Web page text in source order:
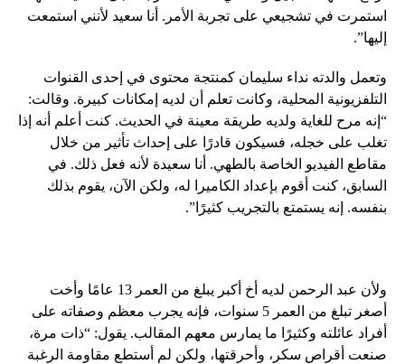
استمرت في تشجيعي على تجربة الأمر. أنا سعيد لأنني استمعت
إليها”.
وتعمل والدته نداء سليمان كمنتجة محتوى في إحدى القنوات
التلفزيونية المحلية، وكانت تعلم أن لديه إمكانات كبيرة. وقالت:
“إنه مرح للغاية ولديه طريقة معينة في الحديث. كنت أعلم أنه إذا
تغلب على خجله، فسيكون قادرًا على إحداث تأثير من خلال
مقاطع الفيديو الخاصة بالطهي. أنا سعيدة لأنه فعل ذلك. في
السابق، كنت أقوم بإعداد الكاميرا له، ولكن الآن، يقوم بذلك
بنفسه. إنه يستمتع بالتجريب كثيرًا”.
ولأن عبد الرحمن لديه أخ أكبر يبلغ من العمر 13 عامًا وأخت
أصغر تبلغ من العمر 5 سنوات، فإنه يجرب معظم وصفاته على
أفراد عائلته وكثيرًا ما يمارس معهم المقالب. يقول: “ذات مرة،
صنعت أقراص سكر، وأحرقتها، ولكن لم أستطع مقاومة الرغبة